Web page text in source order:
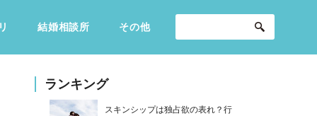
結婚相談所 その他
ランキング
スキンシップは独占欲の表れ？行